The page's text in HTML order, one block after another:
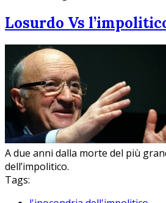
Losurdo Vs
A due anni dalla morte del più
dell’impolitico.
Tags: